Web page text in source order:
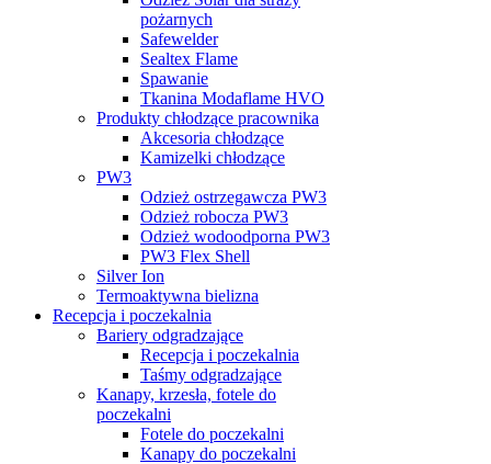
pożarnych
Safewelder
Sealtex Flame
Spawanie
Tkanina Modaflame HVO
Produkty chłodzące pracownika
Akcesoria chłodzące
Kamizelki chłodzące
PW3
Odzież ostrzegawcza PW3
Odzież robocza PW3
Odzież wodoodporna PW3
PW3 Flex Shell
Silver Ion
Termoaktywna bielizna
Recepcja i poczekalnia
Bariery odgradzające
Recepcja i poczekalnia
Taśmy odgradzające
Kanapy, krzesła, fotele do
poczekalni
Fotele do poczekalni
Kanapy do poczekalni